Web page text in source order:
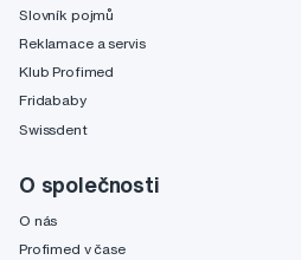
Slovník pojmů
Reklamace a servis
Klub Profimed
Fridababy
Swissdent
O společnosti
O nás
Profimed v čase